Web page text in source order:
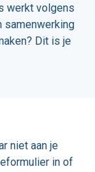
werkt volgens
samenwerking
Dit is je
niet aan je
in of